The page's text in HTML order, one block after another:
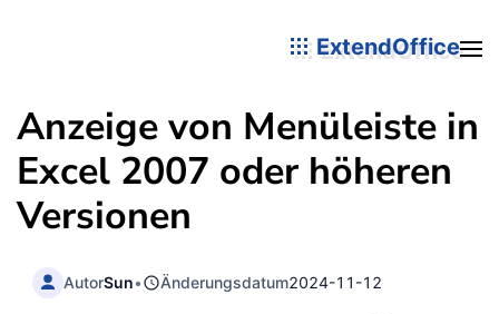
ExtendOffice
Anzeige von Menüleiste in
Excel 2007 oder höheren
Versionen
AutorSun• Änderungsdatum2024-11-12